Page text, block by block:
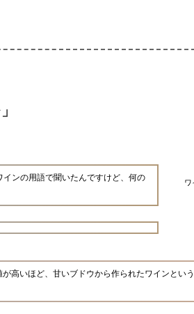
ワ
ンの用語で聞いたんですけど、何の
高いほど、甘いブドウから作られたワインとい